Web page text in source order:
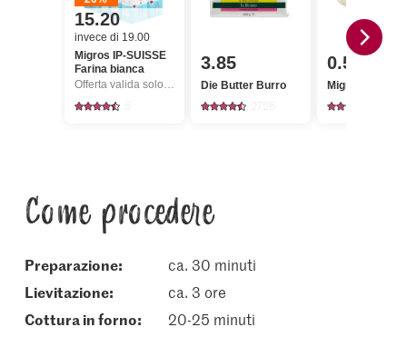
15.20
invece di 19.00
Migros IP-SUISSE
Farina bianca
Offerta valida solo dal 6.8 al 12.8.2026, fino a esaurimento dello stock.
3.85
Die Butter Burro
0.50
Migros Aglio
Come procedere
Preparazione:
ca. 30 minuti
lievitazione:
ca. 3 ore
cottura in forno:
20-25 minuti